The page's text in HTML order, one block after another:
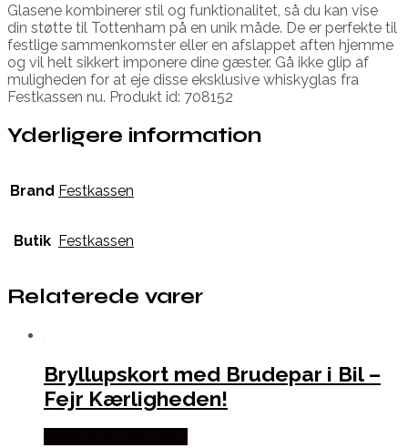
Glasene kombinerer stil og funktionalitet, så du kan vise
din støtte til Tottenham på en unik måde. De er perfekte til
festlige sammenkomster eller en afslappet aften hjemme
og vil helt sikkert imponere dine gæster. Gå ikke glip af
muligheden for at eje disse eksklusive whiskyglas fra
Festkassen nu. Produkt id: 708152
Yderligere information
Brand Festkassen
Butik Festkassen
Relaterede varer
Bryllupskort med Brudepar i Bil –
Fejr Kærligheden!